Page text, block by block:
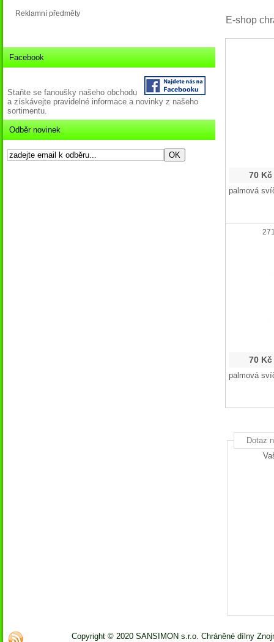
Reklamní předměty
Facebook
Staňte se fanoušky našeho obchodu
a získávejte pravidelné informace a novinky z našeho
sortimentu.
Odběr novinek
E-shop
70 Kč
palmová
70 Kč
palmová
Dotaz
Copyright © 2020 SANSIMON s.r.o. Chráněné dílny